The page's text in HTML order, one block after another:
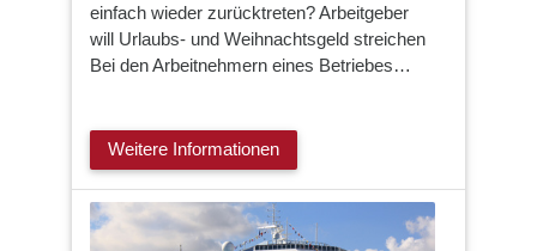
einfach wieder zurücktreten? Arbeitgeber
will Urlaubs- und Weihnachtsgeld streichen
Bei den Arbeitnehmern eines Betriebes…
Weitere Informationen